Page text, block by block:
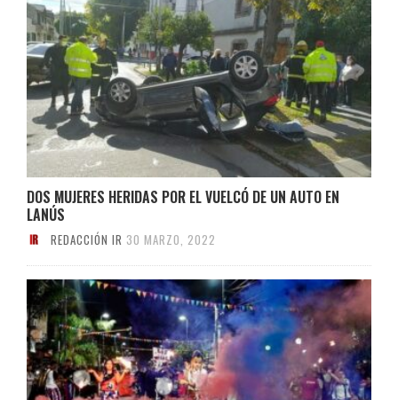
DOS MUJERES HERIDAS POR EL VUELCÓ DE UN AUTO EN
LANÚS
REDACCIÓN IR 30 MARZO, 2022